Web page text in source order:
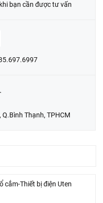
bạn cần được tư vấn
Thạnh, TPHCM
cắm-Thiết bị điện Uten